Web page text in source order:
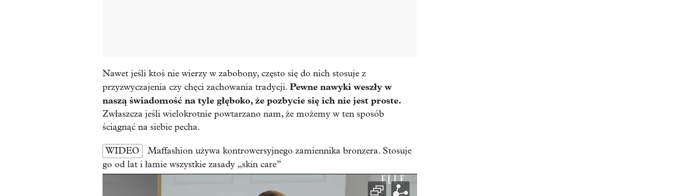
Nawet jeśli ktoś nie wierzy w zabobony, często się do nich stosuje z
przyzwyczajenia czy chęci zachowania tradycji. Pewne nawyki weszły w
naszą świadomość na tyle głęboko, że pozbycie się ich nie jest proste.
Zwłaszcza jeśli wielokrotnie powtarzano nam, że możemy w ten sposób
ściągnąć na siebie pecha.
WIDEO
Maffashion używa kontrowersyjnego zamiennika bronzera. Stosuje
go od lat i łamie wszystkie zasady „skin care”